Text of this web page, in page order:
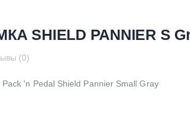
SHIELD PANNIER S
(0)
'n Pedal Shield Pannier Small Gray